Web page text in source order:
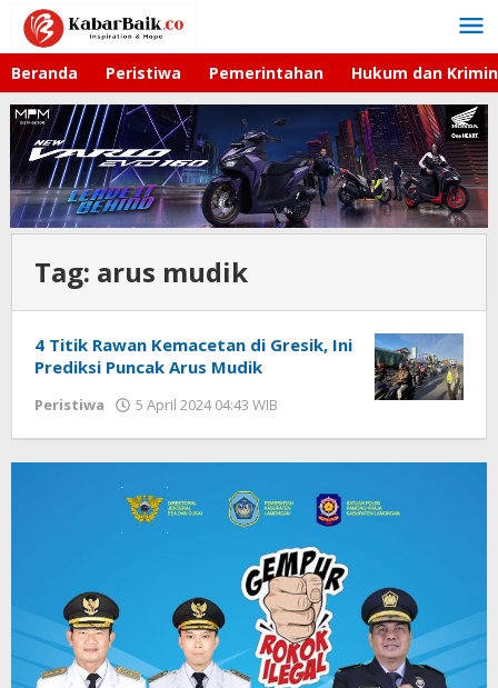
Lewati
konten
Beranda Peristiwa Pemerintahan Hukum dan
Tag: arus mudik
4 Titik Rawan Kemacetan di Gresik, Ini
Prediksi Puncak Arus Mudik
Peristiwa 5 April 2024 04:43 WIB